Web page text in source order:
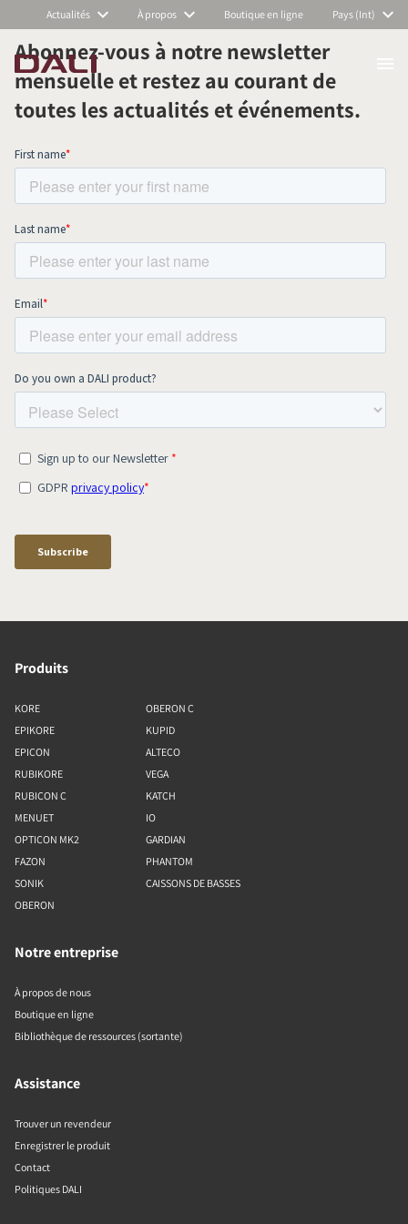
Actualités À propos Boutique en ligne Pays (Int)
COMPARER LES PRODUITS
Abonnez-vous à notre newsletter
mensuelle et restez au courant de
toutes les actualités et événements.
Produits
KORE
EPIKORE
EPICON
RUBIKORE
RUBICON C
MENUET
OPTICON MK2
FAZON
SONIK
OBERON
OBERON C
KUPID
ALTECO
VEGA
KATCH
IO
GARDIAN
PHANTOM
CAISSONS DE BASSES
Notre entreprise
À propos de nous
Boutique en ligne
Bibliothèque de ressources (sortante)
Assistance
Trouver un revendeur
Enregistrer le produit
Contact
Politiques DALI